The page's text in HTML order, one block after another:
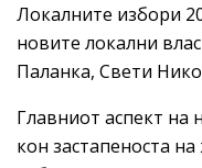
Локалните избори
новите локални
Паланка, Свети
Главниот аспект
кон застапеноста